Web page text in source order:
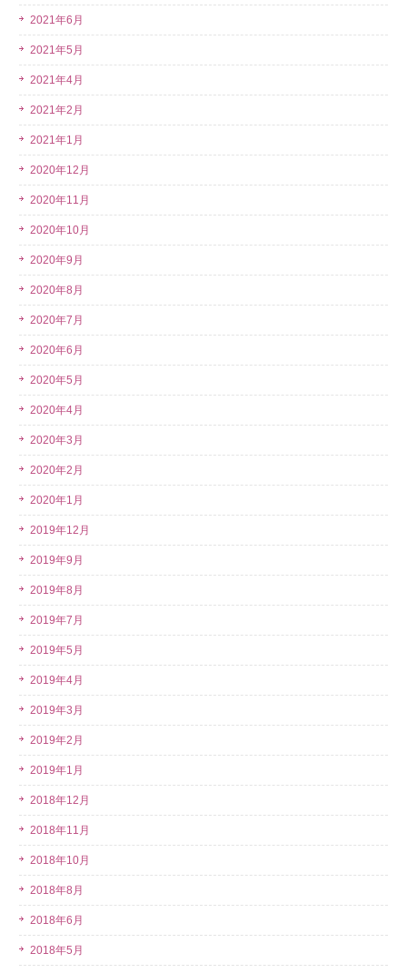
2021年6月
2021年5月
2021年4月
2021年2月
2021年1月
2020年12月
2020年11月
2020年10月
2020年9月
2020年8月
2020年7月
2020年6月
2020年5月
2020年4月
2020年3月
2020年2月
2020年1月
2019年12月
2019年9月
2019年8月
2019年7月
2019年5月
2019年4月
2019年3月
2019年2月
2019年1月
2018年12月
2018年11月
2018年10月
2018年8月
2018年6月
2018年5月